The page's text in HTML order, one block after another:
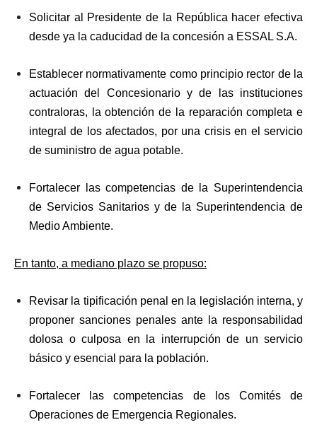
Solicitar al Presidente de la República hacer efectiva
desde ya la caducidad de la concesión a ESSAL S.A.
Establecer normativamente como principio rector de la
actuación del Concesionario y de las instituciones
contraloras, la obtención de la reparación completa e
integral de los afectados, por una crisis en el servicio
de suministro de agua potable.
Fortalecer las competencias de la Superintendencia
de Servicios Sanitarios y de la Superintendencia de
Medio Ambiente.
En tanto, a mediano plazo se propuso:
Revisar la tipificación penal en la legislación interna, y
proponer sanciones penales ante la responsabilidad
dolosa o culposa en la interrupción de un servicio
básico y esencial para la población.
Fortalecer las competencias de los Comités de
Operaciones de Emergencia Regionales.